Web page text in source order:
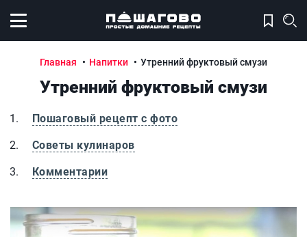
Открыть меню
Главная Напитки Утренний фруктовый смузи
Утренний фруктовый смузи
Пошаговый рецепт с фото
Советы кулинаров
Комментарии
Утренний фруктовый смузи